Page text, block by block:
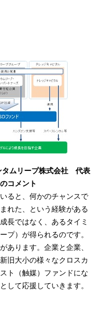
タムリープ株式会社
代表
コメント
ると、何かのチャンスで
れた、という経験がある
長ではなく、あるタイミ
プ）が得られるのです。
あります。企業と企業、
旧大小の様々なクロスカ
ト（触媒）ファンドにな
して応援していきます。